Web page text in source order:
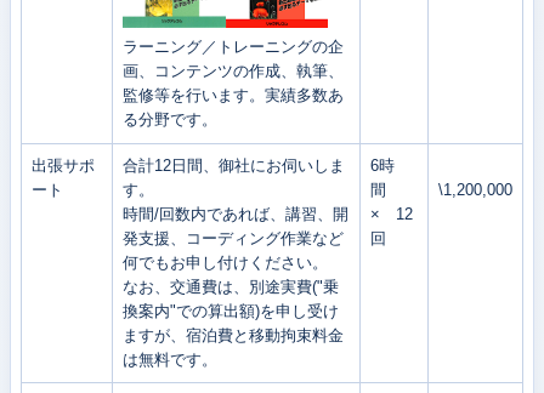
ラーニング／トレーニングの企
画、コンテンツの作成、執筆、
監修等を行います。実績多数あ
る分野です。
出張サポ
ート
合計12日間、御社にお伺いしま
す。
時間/回数内であれば、講習、開
発支援、コーディング作業など
何でもお申し付けください。
なお、交通費は、別途実費("乗
換案内"での算出額)を申し受け
ますが、宿泊費と移動拘束料金
は無料です。
6時
間
× 12
回
\1,200,000